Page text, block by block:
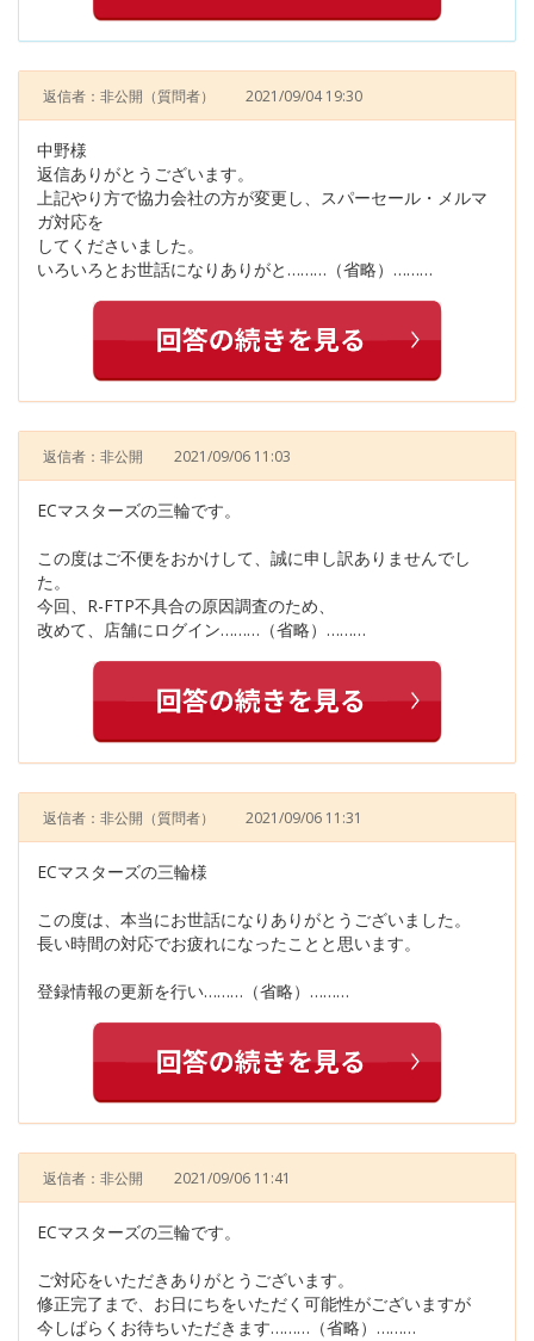
返信者：非公開 （質問者） 2021/09/04 19:30
中野様
返信ありがとうございます。
上記やり方で協力会社の方が変更し、スパーセール・メルマ
ガ対応を
してくださいました。
いろいろとお世話になりありがと………（省略）………
返信者：非公開 2021/09/06 11:03
ECマスターズの三輪です。
この度はご不便をおかけして、誠に申し訳ありませんでし
た。
今回、R-FTP不具合の原因調査のため、
改めて、店舗にログイン………（省略）………
返信者：非公開 （質問者） 2021/09/06 11:31
ECマスターズの三輪様
この度は、本当にお世話になりありがとうございました。
長い時間の対応でお疲れになったことと思います。
登録情報の更新を行い………（省略）………
返信者：非公開 2021/09/06 11:41
ECマスターズの三輪です。
ご対応をいただきありがとうございます。
修正完了まで、お日にちをいただく可能性がございますが
今しばらくお待ちいただきます………（省略）………